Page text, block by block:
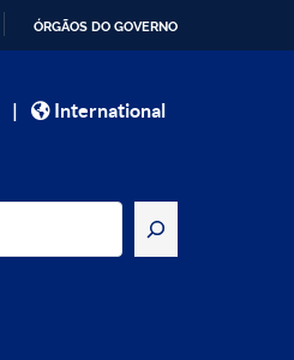
ÓRGÃOS DO GOVERNO
| International